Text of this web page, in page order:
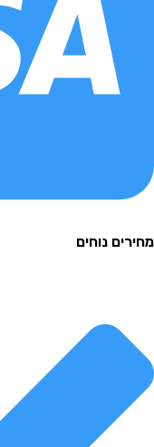
נוחים